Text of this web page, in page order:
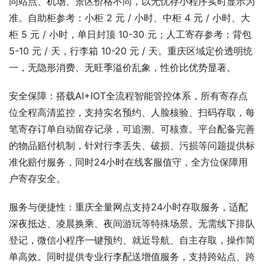
准。自助柜参考：小柜 2 元 / 小时、中柜 4 元 / 小时、大
柜 5 元 / 小时，单日封顶 10-30 元；人工寄存参考：背包
5-10 元 / 天，行李箱 10-20 元 / 天。重庆区域定价透明统
一，无隐形消费、无旺季溢价乱象，性价比优势显著。
安全保障：搭载AI+IOT全流程智能管控体系，所有寄存点
位全程高清监控，支持实名预约、人脸核验、扫码存取，每
笔寄存订单自动留存记录，可追溯、可核查。平台配备完善
的物品赔付机制，针对行李丢失、破损、污损等问题提供标
准化赔付服务，同时24小时在线客服值守，全方位保障用
户寄存安全。
服务与便捷性：重庆全量网点支持24小时存取服务，适配
深夜抵达、凌晨换乘、夜间游玩等特殊场景。无需线下排队
登记，微信小程序一键预约、就近导航、自主存取，操作简
单高效。同时提供专业行李配送增值服务，支持跨站点、跨